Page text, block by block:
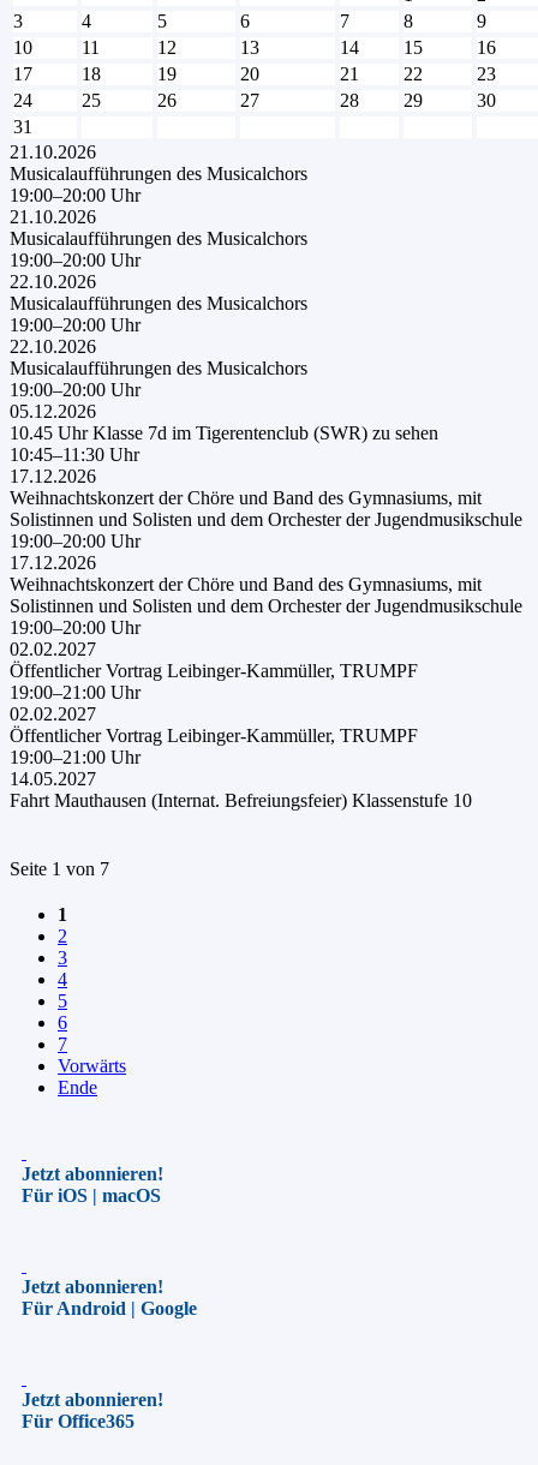
3
4 5 6 7 8
9
10
11 12 13 14 15
16
17
18 19 20 21 22
23
24
25 26 27 28 29
30
31
21.10.2026
Musicalaufführungen des Musicalchors
19:00–20:00 Uhr
21.10.2026
Musicalaufführungen des Musicalchors
19:00–20:00 Uhr
22.10.2026
Musicalaufführungen des Musicalchors
19:00–20:00 Uhr
22.10.2026
Musicalaufführungen des Musicalchors
19:00–20:00 Uhr
05.12.2026
10.45 Uhr Klasse 7d im Tigerentenclub (SWR) zu sehen
10:45–11:30 Uhr
17.12.2026
Weihnachtskonzert der Chöre und Band des Gymnasiums, mit
Solistinnen und Solisten und dem Orchester der Jugendmusikschule
19:00–20:00 Uhr
17.12.2026
Weihnachtskonzert der Chöre und Band des Gymnasiums, mit
Solistinnen und Solisten und dem Orchester der Jugendmusikschule
19:00–20:00 Uhr
02.02.2027
Öffentlicher Vortrag Leibinger-Kammüller, TRUMPF
19:00–21:00 Uhr
02.02.2027
Öffentlicher Vortrag Leibinger-Kammüller, TRUMPF
19:00–21:00 Uhr
14.05.2027
Fahrt Mauthausen (Internat. Befreiungsfeier) Klassenstufe 10
Seite 1 von 7
1
2
3
4
5
6
7
Vorwärts
Ende
Jetzt abonnieren!
Für iOS | macOS
Jetzt abonnieren!
Für Android | Google
Jetzt abonnieren!
Für Office365